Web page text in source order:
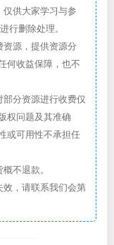
供大家学习与参
进行删除处理。
源，提供资源分
何收益保障，也不
分资源进行收费仅
权问题及其准确
或可用性不承担任
不退款。
，请联系我们会第